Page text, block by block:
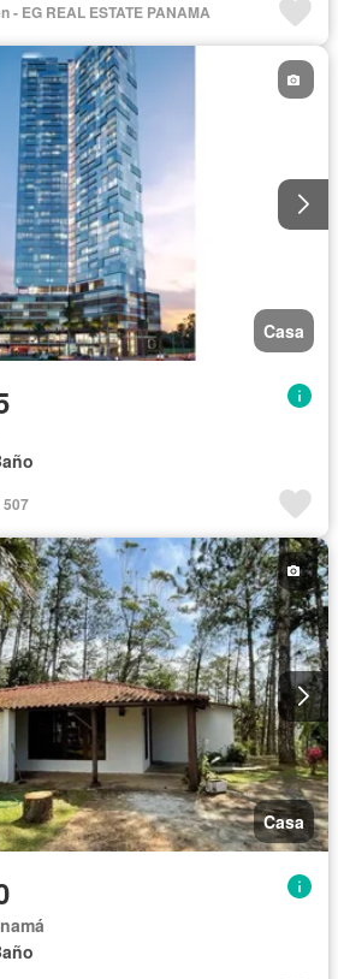
- EG REAL ESTATE PANAMA
Casa
507
Casa